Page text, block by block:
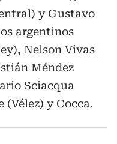
y Gustavo
argentinos
Nelson Vivas
Méndez
Sciacqua
(Vélez) y Cocca.